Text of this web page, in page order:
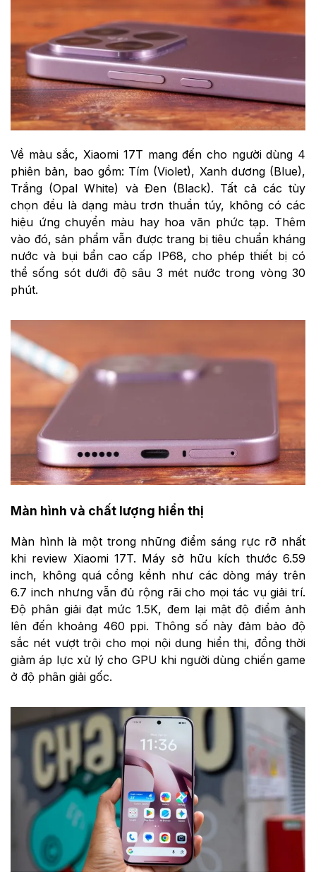
Về màu sắc, Xiaomi 17T mang đến cho người dùng 4
phiên bản, bao gồm: Tím (Violet), Xanh dương (Blue),
Trắng (Opal White) và Đen (Black). Tất cả các tùy
chọn đều là dạng màu trơn thuần túy, không có các
hiệu ứng chuyển màu hay hoa văn phức tạp. Thêm
vào đó, sản phẩm vẫn được trang bị tiêu chuẩn kháng
nước và bụi bẩn cao cấp IP68, cho phép thiết bị có
thể sống sót dưới độ sâu 3 mét nước trong vòng 30
phút.
Màn hình và chất lượng hiển thị
Màn hình là một trong những điểm sáng rực rỡ nhất
khi review Xiaomi 17T. Máy sở hữu kích thước 6.59
inch, không quá cồng kềnh như các dòng máy trên
6.7 inch nhưng vẫn đủ rộng rãi cho mọi tác vụ giải trí.
Độ phân giải đạt mức 1.5K, đem lại mật độ điểm ảnh
lên đến khoảng 460 ppi. Thông số này đảm bảo độ
sắc nét vượt trội cho mọi nội dung hiển thị, đồng thời
giảm áp lực xử lý cho GPU khi người dùng chiến game
ở độ phân giải gốc.